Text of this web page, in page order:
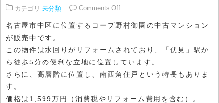
カテゴリ 未分類 Comments Offon コープ野村御園
名古屋市中区に位置するコープ野村御園の中古マンション
が販売中です。
この物件は水回りがリフォームされており、「伏見」駅か
ら徒歩5分の便利な立地に位置しています。
さらに、高層階に位置し、南西角住戸という特長もありま
す。
価格は1,599万円（消費税やリフォーム費用を含む）。